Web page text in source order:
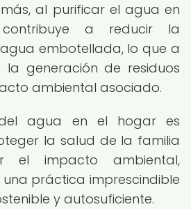
al purificar el agua en
a reducir la
embotellada, lo que a
la generación de residuos
ambiental asociado.
agua en el hogar es
la salud de la familia
el impacto ambiental,
práctica imprescindible
y autosuficiente.